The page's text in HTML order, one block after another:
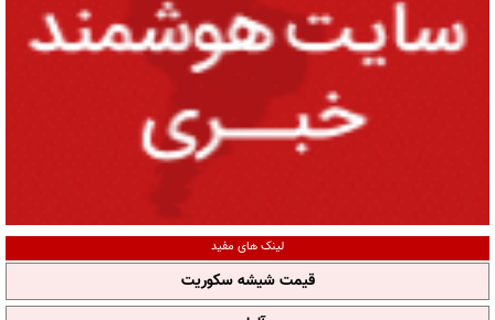
لینک های مفید
قیمت شیشه سکوریت